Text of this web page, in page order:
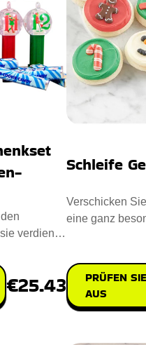
verdient
€25.43
Schleife
Verschicken
eine ganz
PRÜFEN
AUS